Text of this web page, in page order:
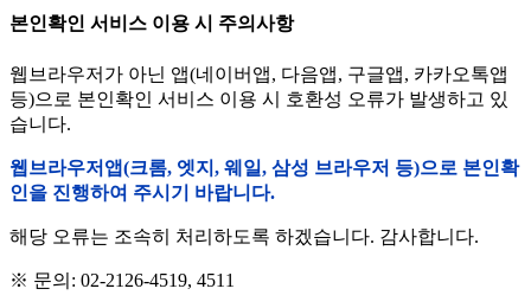
본인확인 서비스 이용 시 주의사항
웹브라우저가 아닌 앱(네이버앱, 다음앱, 구글앱, 카카오톡앱
등)으로 본인확인 서비스 이용 시 호환성 오류가 발생하고 있
습니다.
웹브라우저앱(크롬, 엣지, 웨일, 삼성 브라우저 등)으로 본인확
인을 진행하여 주시기 바랍니다.
해당 오류는 조속히 처리하도록 하겠습니다. 감사합니다.
※ 문의: 02-2126-4519, 4511